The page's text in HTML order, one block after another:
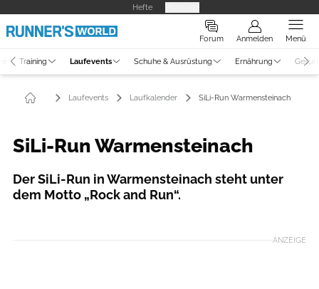
Hefte
Forum Anmelden Menü
Training Laufevents Schuhe & Ausrüstung Ernährung
Laufevents Laufkalender SiLi-Run Warmensteinach
SiLi-Run Warmensteinach
Der SiLi-Run in Warmensteinach steht unter
dem Motto „Rock and Run“.
ANZEIGE